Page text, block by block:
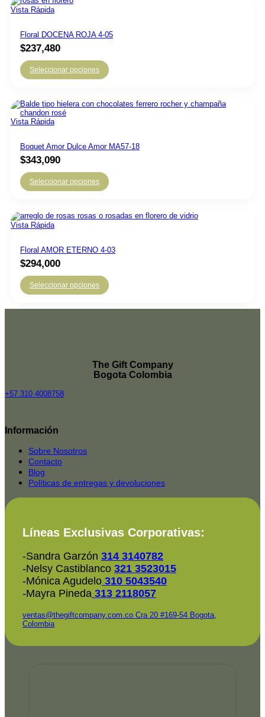
Vista Rápida
Floral DOCENA ROJA 4-05
$237,480
Seleccionar opciones
Vista Rápida
Boquet Amor Dulce Amor MA57-18
$343,090
Seleccionar opciones
Vista Rápida
Floral AMOR ETERNO 4-03
$294,000
Seleccionar opciones
The Gift Company
Bogota Colombia
+57 310 4008758
Rated
2025-
Información
Sobre Nosotros
Contacto
Blog
Políticas de entregas y devoluciones
Líneas Exclusivas Corporativas:
-Sandra Garzón 314 3140782
-Nelsy Castiblanco 321 3523015
-Mónica Agudelo 310 5043540
-Mayra Pineda 313 2118057
ventas@thegiftcompany.com.co Cra 20 #169-54 Bogota,
Colombia